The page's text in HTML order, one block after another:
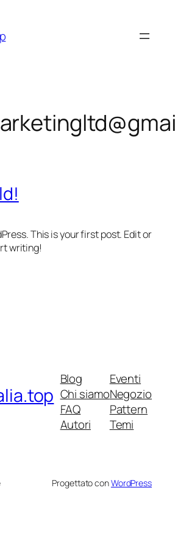
This is your first post. Edit or
writing!
Blog
Chi siamo
FAQ
Autori
Eventi
Negozio
Pattern
Temi
Progettato conWordPress